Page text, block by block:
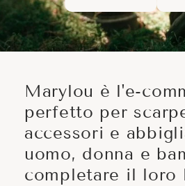
Marylou è l'e-
perfetto per
accessori e
uomo, donna e
completare il loro